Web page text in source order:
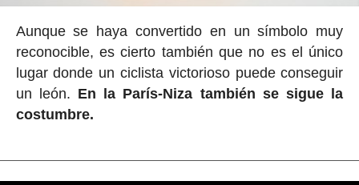
Aunque se haya convertido en un símbolo muy
reconocible, es cierto también que no es el único
lugar donde un ciclista victorioso puede conseguir
un león. En la París-Niza también se sigue la
costumbre.